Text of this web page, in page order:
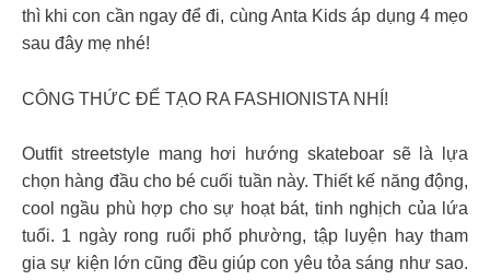
thì khi con cần ngay để đi, cùng Anta Kids áp dụng 4 mẹo
sau đây mẹ nhé!
CÔNG THỨC ĐỂ TẠO RA FASHIONISTA NHÍ!
Outfit streetstyle mang hơi hướng skateboar sẽ là lựa
chọn hàng đầu cho bé cuối tuần này. Thiết kế năng động,
cool ngầu phù hợp cho sự hoạt bát, tinh nghịch của lứa
tuổi. 1 ngày rong ruổi phố phường, tập luyện hay tham
gia sự kiện lớn cũng đều giúp con yêu tỏa sáng như sao.